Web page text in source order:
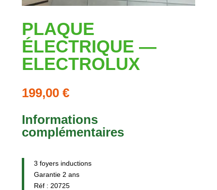
PLAQUE
ÉLECTRIQUE —
ELECTROLUX
199,00 €
Informations
complémentaires
3 foyers inductions
Garantie 2 ans
Réf : 20725